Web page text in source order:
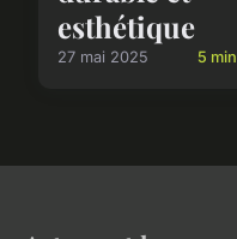
esthétique
27 mai 2025 5 min